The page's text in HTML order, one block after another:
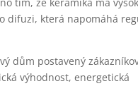
difuzi, která napomáhá
dům postavený
výhodnost, energetická